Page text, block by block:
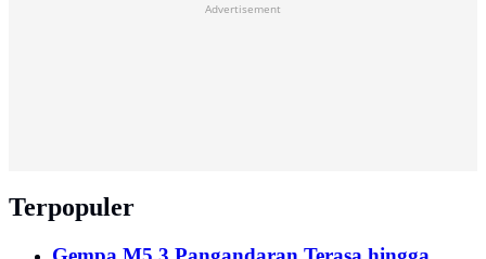
Advertisement
Terpopuler